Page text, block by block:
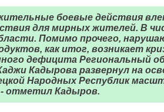
боевые действия
для мирных жителей. В
Помимо прочего,
как итог, возникает
дефицита Региональный
Кадырова развернул на
Народных Республик
отметил Кадыров.